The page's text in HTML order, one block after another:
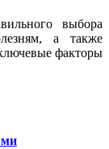
выбора
а также
факторы